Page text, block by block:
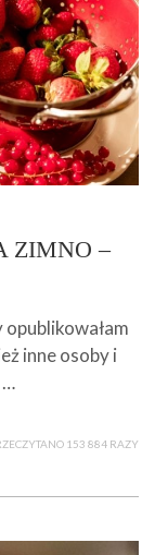
ZIMNO –
inne osoby i
…
153 884 RAZY